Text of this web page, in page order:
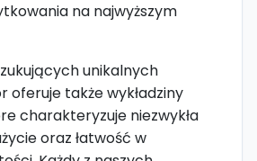
na najwyższym
unikalnych
oferuje także wykładziny
charakteryzuje niezwykła
oraz łatwość w